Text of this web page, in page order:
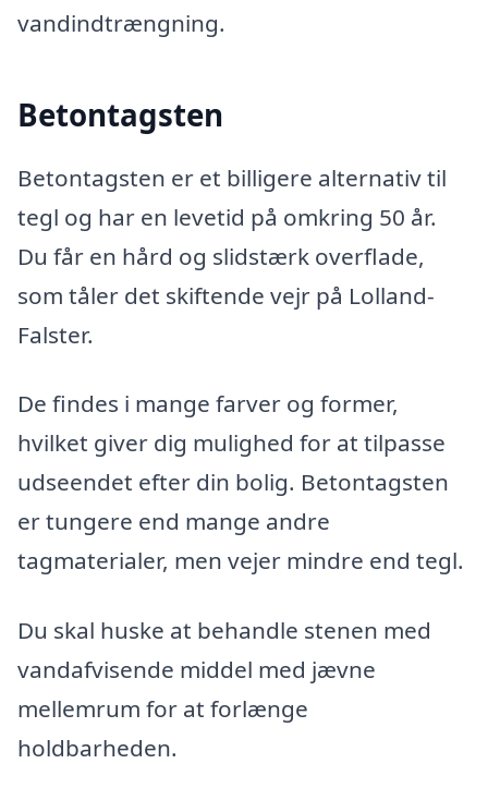
vandindtrængning.
Betontagsten
Betontagsten er et billigere alternativ til
tegl og har en levetid på omkring 50 år.
Du får en hård og slidstærk overflade,
som tåler det skiftende vejr på Lolland-
Falster.
De findes i mange farver og former,
hvilket giver dig mulighed for at tilpasse
udseendet efter din bolig. Betontagsten
er tungere end mange andre
tagmaterialer, men vejer mindre end tegl.
Du skal huske at behandle stenen med
vandafvisende middel med jævne
mellemrum for at forlænge
holdbarheden.